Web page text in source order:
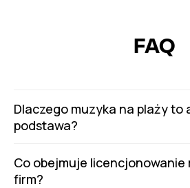
FAQ
Dlaczego muzyka na plaży to
podstawa?
Co obejmuje licencjonowanie
firm?